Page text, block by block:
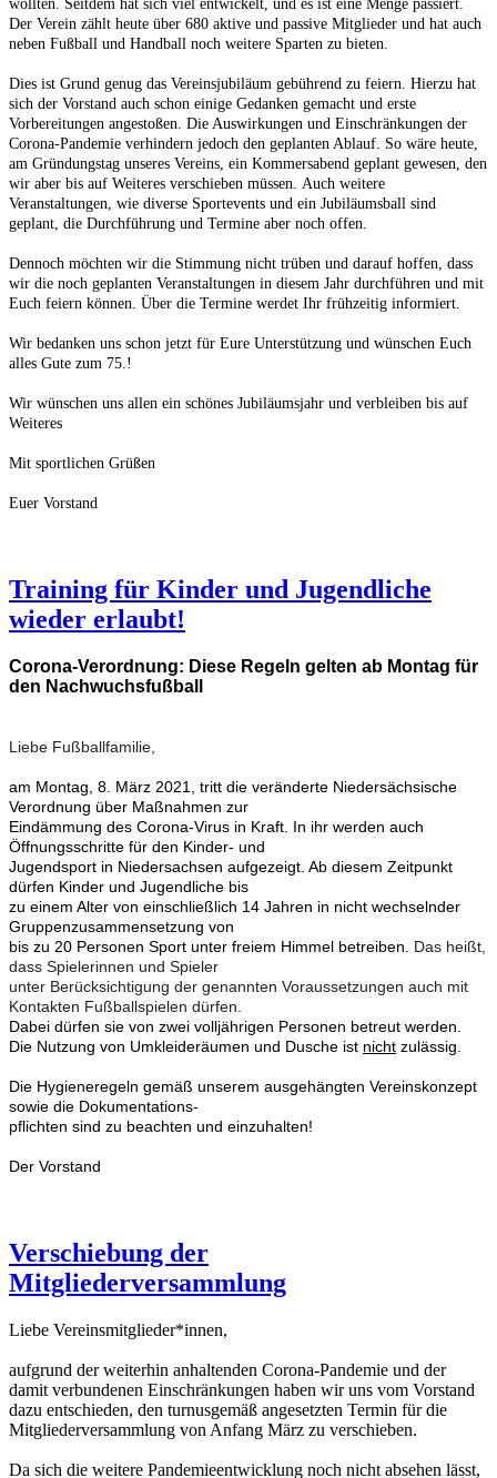
wollten. Seitdem hat sich viel entwickelt, und es ist eine Menge passiert.
Der Verein zählt heute über 680 aktive und passive Mitglieder und hat auch
neben Fußball und Handball noch weitere Sparten zu bieten.
Dies ist Grund genug das Vereinsjubiläum gebührend zu feiern. Hierzu hat
sich der Vorstand auch schon einige Gedanken gemacht und erste
Vorbereitungen angestoßen. Die Auswirkungen und Einschränkungen der
Corona-Pandemie verhindern jedoch den geplanten Ablauf. So wäre heute,
am Gründungstag unseres Vereins, ein Kommersabend geplant gewesen, den
wir aber bis auf Weiteres verschieben müssen. Auch weitere
Veranstaltungen, wie diverse Sportevents und ein Jubiläumsball sind
geplant, die Durchführung und Termine aber noch offen.
Dennoch möchten wir die Stimmung nicht trüben und darauf hoffen, dass
wir die noch geplanten Veranstaltungen in diesem Jahr durchführen und mit
Euch feiern können. Über die Termine werdet Ihr frühzeitig informiert.
Wir bedanken uns schon jetzt für Eure Unterstützung und wünschen Euch
alles Gute zum 75.!
Wir wünschen uns allen ein schönes Jubiläumsjahr und verbleiben bis auf
Weiteres
Mit sportlichen Grüßen
Euer Vorstand
Training für Kinder und Jugendliche
wieder erlaubt!
Corona-Verordnung: Diese Regeln gelten ab Montag für
den Nachwuchsfußball
Liebe Fußballfamilie,
am Montag, 8. März 2021, tritt die veränderte Niedersächsische
Verordnung über Maßnahmen zur
Eindämmung des Corona-Virus in Kraft. In ihr werden auch
Öffnungsschritte für den Kinder- und
Jugendsport in Niedersachsen aufgezeigt. Ab diesem Zeitpunkt
dürfen Kinder und Jugendliche bis
zu einem Alter von einschließlich 14 Jahren in nicht wechselnder
Gruppenzusammensetzung von
bis zu 20 Personen Sport unter freiem Himmel betreiben. Das heißt,
dass Spielerinnen und Spieler
unter Berücksichtigung der genannten Voraussetzungen auch mit
Kontakten Fußballspielen dürfen.
Dabei dürfen sie von zwei volljährigen Personen betreut werden.
Die Nutzung von Umkleideräumen und Dusche ist nicht zulässig.
Die Hygieneregeln gemäß unserem ausgehängten Vereinskonzept
sowie die Dokumentations-
pflichten sind zu beachten und einzuhalten!
Der Vorstand
Verschiebung der
Mitgliederversammlung
Liebe Vereinsmitglieder*innen,
aufgrund der weiterhin anhaltenden Corona-Pandemie und der
damit verbundenen Einschränkungen haben wir uns vom Vorstand
dazu entschieden, den turnusgemäß angesetzten Termin für die
Mitgliederversammlung von Anfang März zu verschieben.
Da sich die weitere Pandemieentwicklung noch nicht absehen lässt,